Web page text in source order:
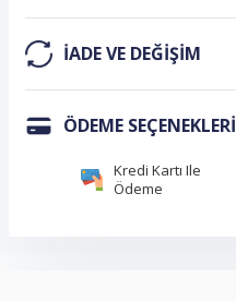
IADE VE DEĞIŞIM
ÖDEME SEÇENEKLERI
Kredi Kartı Ile
Ödeme